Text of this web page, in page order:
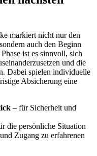
markiert nicht nur den
auch den Beginn
ist es sinnvoll, sich
und die
Dabei spielen individuelle
Absicherung eine
– für Sicherheit und
die persönliche Situation
und Zugang zu erfahrenen